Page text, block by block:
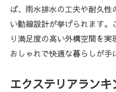
ば、雨水排水の工夫や耐久
い動線設計が挙げられます
り満足度の高い外構空間を実
おしゃれで快適な暮らしが手
エクステリアラン